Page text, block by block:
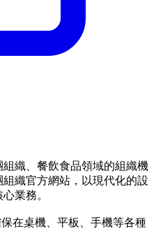
織、餐飲食品領域的組織機
織官方網站，以現代化的設
業務。
在桌機、平板、手機等各種